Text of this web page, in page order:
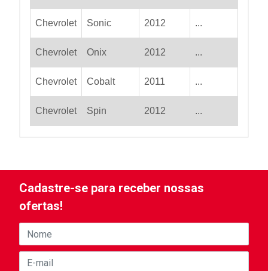
Chevrolet Sonic 2012 ...
Chevrolet Onix 2012 ...
Chevrolet Cobalt 2011 ...
Chevrolet Spin 2012 ...
Cadastre-se para receber nossas
ofertas!